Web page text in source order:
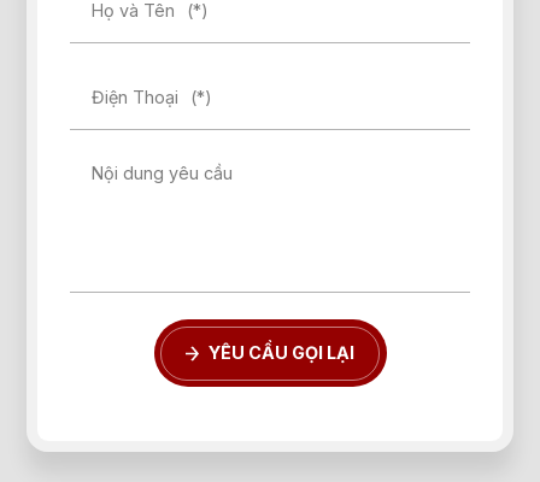
Họ và Tên (*)
Điện Thoại (*)
Nội dung yêu cầu
YÊU CẦU GỌI LẠI